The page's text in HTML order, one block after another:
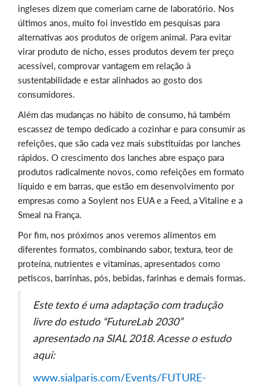
ingleses dizem que comeriam carne de laboratório. Nos
últimos anos, muito foi investido em pesquisas para
alternativas aos produtos de origem animal. Para evitar
virar produto de nicho, esses produtos devem ter preço
acessível, comprovar vantagem em relação à
sustentabilidade e estar alinhados ao gosto dos
consumidores.
Além das mudanças no hábito de consumo, há também
escassez de tempo dedicado a cozinhar e para consumir as
refeições, que são cada vez mais substituídas por lanches
rápidos. O crescimento dos lanches abre espaço para
produtos radicalmente novos, como refeições em formato
líquido e em barras, que estão em desenvolvimento por
empresas como a Soylent nos EUA e a Feed, a Vitaline e a
Smeal na França.
Por fim, nos próximos anos veremos alimentos em
diferentes formatos, combinando sabor, textura, teor de
proteína, nutrientes e vitaminas, apresentados como
petiscos, barrinhas, pós, bebidas, farinhas e demais formas.
Este texto é uma adaptação com tradução
livre do estudo “FutureLab 2030”
apresentado na SIAL 2018. Acesse o estudo
aqui:
www.sialparis.com/Events/FUTURE-